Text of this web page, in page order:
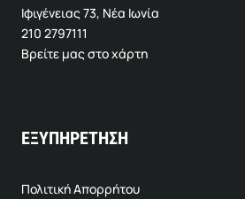
Ιφιγένειας 73, Νέα Ιωνία
210 2797111
Βρείτε μας στο χάρτη
ΕΞΥΠΗΡΕΤΗΣΗ
Πολιτική Απορρήτου